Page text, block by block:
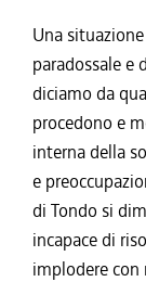
Una
paradossale e
diciamo da
procedono e
interna della
e
di Tondo si
incapace di
implodere